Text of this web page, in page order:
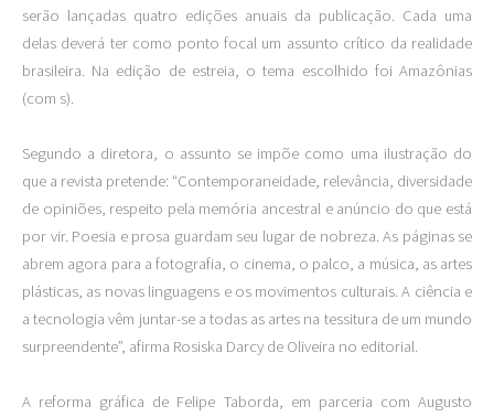
serão lançadas quatro edições anuais da publicação. Cada uma
delas deverá ter como ponto focal um assunto crítico da realidade
brasileira. Na edição de estreia, o tema escolhido foi Amazônias
(com s).
Segundo a diretora, o assunto se impõe como uma ilustração do
que a revista pretende: “Contemporaneidade, relevância, diversidade
de opiniões, respeito pela memória ancestral e anúncio do que está
por vir. Poesia e prosa guardam seu lugar de nobreza. As páginas se
abrem agora para a fotografia, o cinema, o palco, a música, as artes
plásticas, as novas linguagens e os movimentos culturais. A ciência e
a tecnologia vêm juntar-se a todas as artes na tessitura de um mundo
surpreendente”, afirma Rosiska Darcy de Oliveira no editorial.
A reforma gráfica de Felipe Taborda, em parceria com Augusto